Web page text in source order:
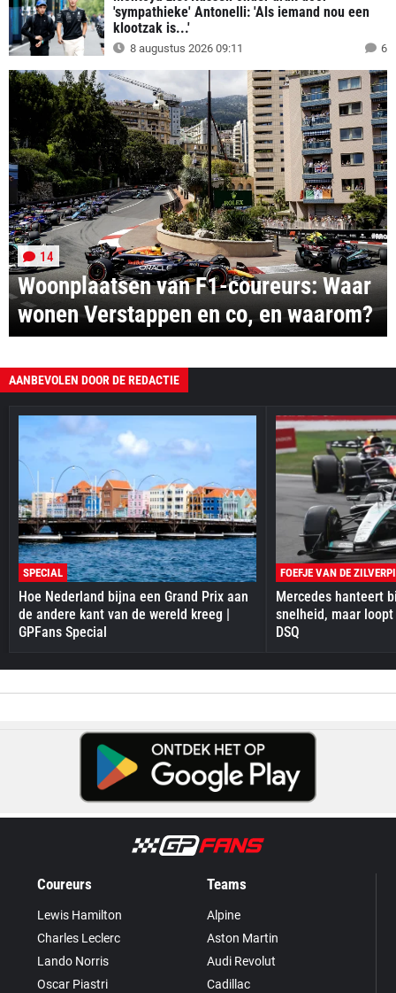
'sympathieke' Antonelli: 'Als iemand nou een
klootzak is...'
8 augustus 2026 09:11 6
Woonplaatsen van F1-coureurs: Waar
wonen Verstappen en co, en waarom?
14
AANBEVOLEN DOOR DE REDACTIE
SPECIAL
Hoe Nederland bijna een Grand Prix aan
de andere kant van de wereld kreeg |
GPFans Special
FOEFJE VAN DE
Mercedes hanteert
snelheid, maar
DSQ
Coureurs
Lewis Hamilton
Charles Leclerc
Lando Norris
Oscar Piastri
Teams
Alpine
Aston Martin
Audi Revolut
Cadillac